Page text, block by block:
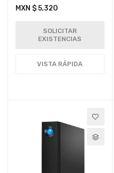
MXN $ 5,320
SOLICITAR
EXISTENCIAS
VISTA RÁPIDA